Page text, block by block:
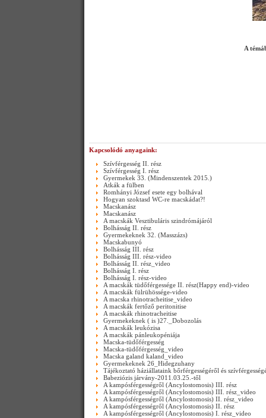
A
Kapcsolódó anyagaink:
Szívférgesség II. rész
Szívférgesség I. rész
Gyermekek 33. (Mindenszentek 2015.)
Atkák a fülben
Romhányi József esete egy bolhával
Hogyan szoktasd WC-re macskádat?!
Macskanász
Macskanász
A macskák Vesztibuláris szindrómájáról
Bolhásság II. rész
Gyermekeknek 32. (Masszázs)
Macskabunyó
Bolhásság III. rész
Bolhásság III. rész-video
Bolhásság II. rész_video
Bolhásság I. rész
Bolhásság I. rész-video
A macskák tüdőférgessége II. rész(Happy end)-video
A macskák fülrühössége-video
A macska rhinotracheitise_video
A macskák fertőző peritonitise
A macskák rhinotracheitise
Gyermekeknek ( is )27._Dobozolás
A macskák leukózisa
A macskák pánleukopéniája
Macska-tüdőférgesség
Macska-tüdőférgesség_video
Macska galand kaland_video
Gyermekeknek 26_Hidegzuhany
Tájékoztató háziállataink bőrférgességéről és
Babeziózis járvány-2011.03.25.-től
A kampósférgességről (Ancylostomosis) III. rész
A kampósférgességről (Ancylostomosis) III. rész_video
A kampósférgességről (Ancylostomosis) II. rész_video
A kampósférgességről (Ancylostomosis) II. rész
A kampósférgességről (Ancylostomosis) I. rész_video